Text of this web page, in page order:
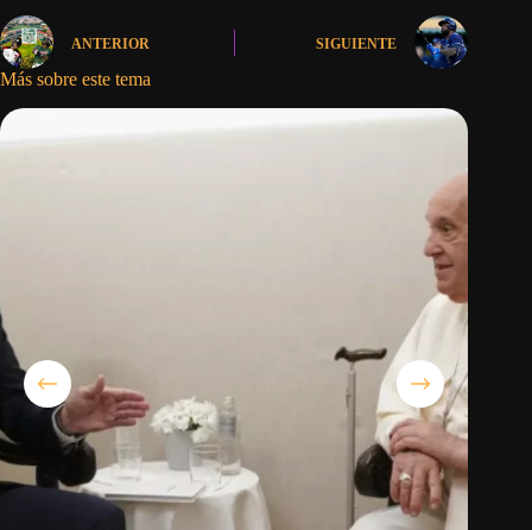
ANTERIOR SIGUIENTE
Más sobre este tema